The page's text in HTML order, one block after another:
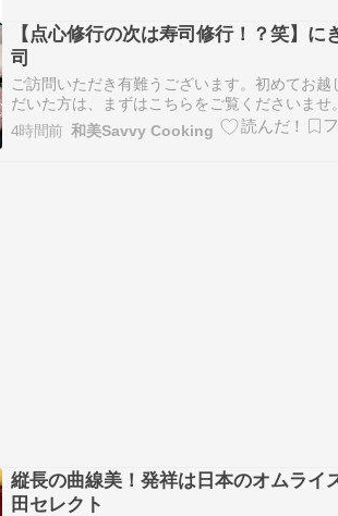
しそうすぎてけっこ…
【点心修行の次は寿司修行！？笑】に
司
ご訪問いただき有難うございます。初めてお越
だいた方は、まずはこちらをご覧くださいませ
己紹介」 毎日同じ台詞の繰り返しですが、昨
った！滝汗痛いと言う表現の方が正しい、じり
4時間前 和美Savvy Cooking
縦長の曲線美！発祥は日本のオムライ
田セレクト